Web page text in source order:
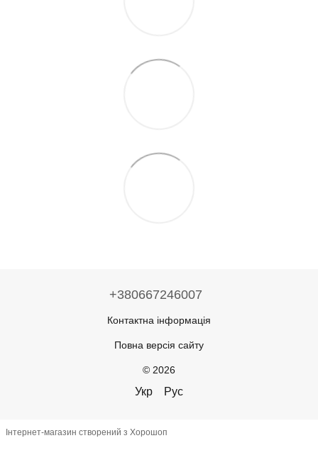
+380667246007
Контактна інформація
Повна версія сайту
© 2026
Укр Рус
Інтернет-магазин створений з Хорошоп